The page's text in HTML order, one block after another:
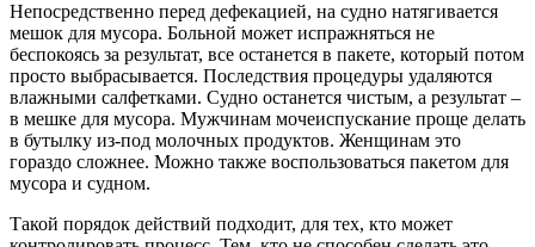
Непосредственно перед дефекацией, на судно натягивается
мешок для мусора. Больной может испражняться не
беспокоясь за результат, все останется в пакете, который потом
просто выбрасывается. Последствия процедуры удаляются
влажными салфетками. Судно останется чистым, а результат –
в мешке для мусора. Мужчинам мочеиспускание проще делать
в бутылку из-под молочных продуктов. Женщинам это
гораздо сложнее. Можно также воспользоваться пакетом для
мусора и судном.
Такой порядок действий подходит, для тех, кто может